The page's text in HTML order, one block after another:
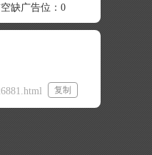
缺广告位：0
复制